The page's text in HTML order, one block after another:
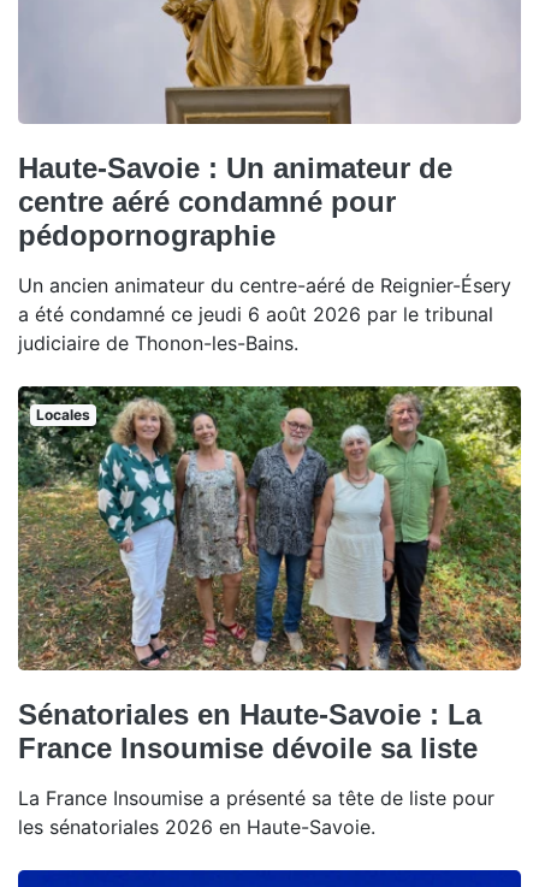
Haute-Savoie : Un animateur de
centre aéré condamné pour
pédopornographie
Un ancien animateur du centre-aéré de Reignier-Ésery
a été condamné ce jeudi 6 août 2026 par le tribunal
judiciaire de Thonon-les-Bains.
Locales
Sénatoriales en Haute-Savoie : La
France Insoumise dévoile sa liste
La France Insoumise a présenté sa tête de liste pour
les sénatoriales 2026 en Haute-Savoie.